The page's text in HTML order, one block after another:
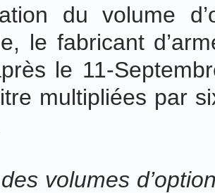
du volume
le fabricant
le 11-
multipliées par
volumes